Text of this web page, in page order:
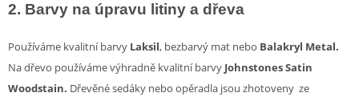
2. Barvy na úpravu litiny a dřeva
Používáme kvalitní barvy Laksil, bezbarvý mat nebo Balakryl Metal.
Na dřevo používáme výhradně kvalitní barvy Johnstones Satin
Woodstain. Dřevěnésedáky nebo opěradla jsou zhotoveny ze